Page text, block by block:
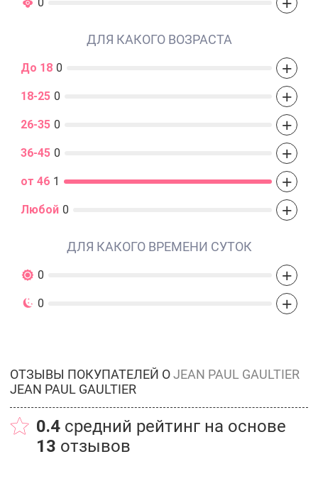
ДЛЯ КАКОГО ВОЗРАСТА
До 18 0 +
18-25 0 +
26-35 0 +
36-45 0 +
от 46 1 +
Любой 0 +
ДЛЯ КАКОГО ВРЕМЕНИ СУТОК
0 +
0 +
ОТЗЫВЫ ПОКУПАТЕЛЕЙ ОJEAN PAUL GAULTIER
JEAN PAUL GAULTIER
0.4 средний рейтинг на основе
13 отзывов